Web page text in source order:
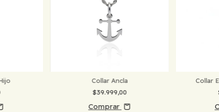
Collar Ancla
$39.999,00
Comprar
Collar